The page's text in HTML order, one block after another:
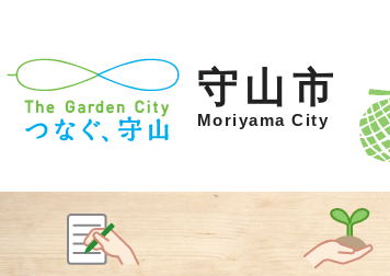
守山市
Moriyama City